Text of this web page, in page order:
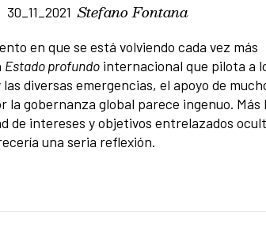
30_11_2021 Stefano Fontana
en que se está volviendo cada vez más
Estado profundo internacional que pilota a
diversas emergencias, el apoyo de
la gobernanza global parece ingenuo. Más
de intereses y objetivos entrelazados
una seria reflexión.